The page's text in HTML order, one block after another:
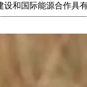
和国际能源合作具